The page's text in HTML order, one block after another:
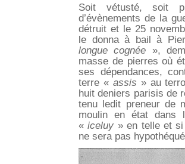
Soit vétusté, soit
d’évènements de la
détruit et le 25
le donna à bail à
longue cognée »,
masse de pierres où
ses dépendances,
terre « assis » au
huit deniers parisis de
tenu ledit preneur
moulin en état dans
«iceluy » en telle et
ne sera pas